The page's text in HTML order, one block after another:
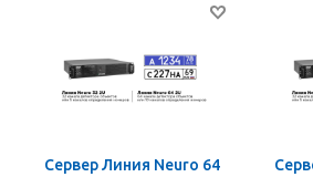
Сервер Линия Neuro 64